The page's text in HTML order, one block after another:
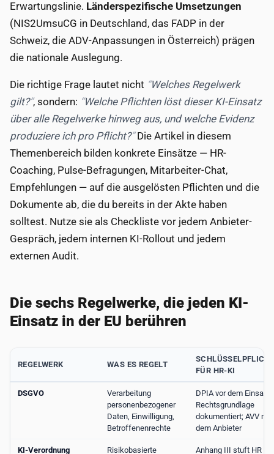
Erwartungslinie. Länderspezifische Umsetzungen
(NIS2UmsuCG in Deutschland, das FADP in der
Schweiz, die ADV-Anpassungen in Österreich) prägen
die nationale Auslegung.
Die richtige Frage lautet nicht Welches Regelwerk
gilt? , sondern: Welche Pflichten löst dieser KI-Einsatz
über alle Regelwerke hinweg aus, und welche Evidenz
produziere ich pro Pflicht? Die Artikel in diesem
Themenbereich bilden konkrete Einsätze — HR-
Coaching, Pulse-Befragungen, Mitarbeiter-Chat,
Empfehlungen — auf die ausgelösten Pflichten und die
Dokumente ab, die du bereits in der Akte haben
solltest. Nutze sie als Checkliste vor jedem Anbieter-
Gespräch, jedem internen KI-Rollout und jedem
externen Audit.
Die sechs Regelwerke, die jeden KI-
Einsatz in der EU berühren
REGELWERK WAS ES REGELT
FÜR HR-KI
DSGVO
Verarbeitung
personenbezogener
Daten, Einwilligung,
Betroffenenrechte
DPIA vor dem Einsatz;
Rechtsgrundlage
dokumentiert; AVV mit
dem Anbieter
KI-Verordnung Risikobasierte Anhang III stuft HR als